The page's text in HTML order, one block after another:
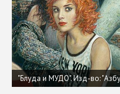
"Блуда и МУДО". Изд-во: